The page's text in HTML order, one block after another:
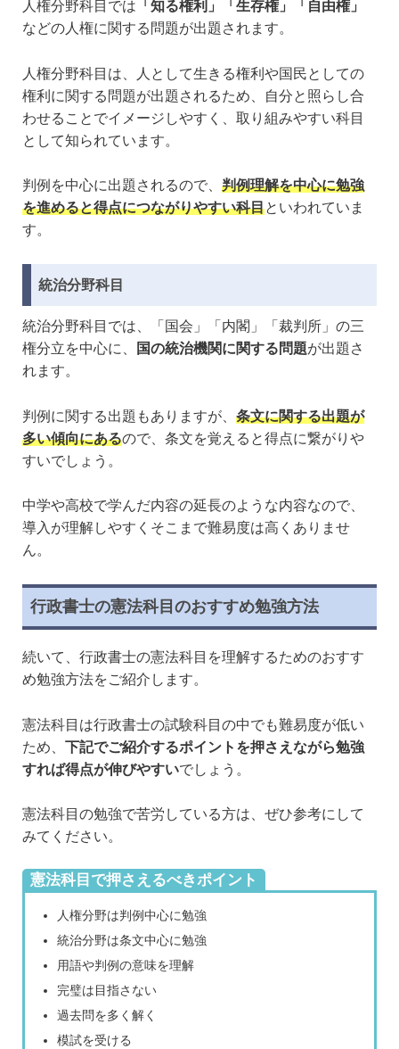
人権分野科目では 「知る権利」「生存権」「自由権」
などの人権に関する問題が出題されます。
人権分野科目は、人として生きる権利や国民としての
権利に関する問題が出題されるため、自分と照らし合
わせることでイメージしやすく、取り組みやすい科目
として知られています。
判例を中心に出題されるので、 判例理解を中心に勉強
を進めると得点につながりやすい科目といわれていま
す。
統治分野科目
統治分野科目では、「国会」「内閣」「裁判所」の三
権分立を中心に、
国の統治機関に関する問題が出題さ
れます。
判例に関する出題もありますが、 条文に関する出題が
多い傾向にあるので、条文を覚えると得点に繋がりや
すいでしょう。
中学や高校で学んだ内容の延長のような内容なので、
導入が理解しやすくそこまで難易度は高くありませ
ん。
行政書士の憲法科目のおすすめ勉強方法
続いて、行政書士の憲法科目を理解するためのおすす
め勉強方法をご紹介します。
憲法科目は行政書士の試験科目の中でも難易度が低い
ため、 下記でご紹介するポイントを押さえながら勉強
すれば得点が伸びやすいでしょう。
憲法科目の勉強で苦労している方は、ぜひ参考にして
みてください。
憲法科目で押さえるべきポイント
人権分野は判例中心に勉強
統治分野は条文中心に勉強
用語や判例の意味を理解
完璧は目指さない
過去問を多く解く
模試を受ける